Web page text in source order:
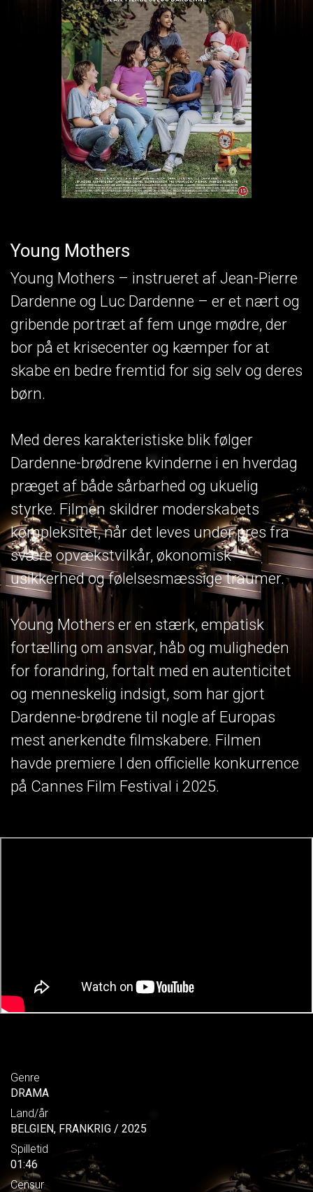
Young Mothers
Young Mothers – instrueret af Jean-Pierre
Dardenne og Luc Dardenne – er et nært og
gribende portræt af fem unge mødre, der
bor på et krisecenter og kæmper for at
skabe en bedre fremtid for sig selv og deres
børn.
Med deres karakteristiske blik følger
Dardenne-brødrene kvinderne i en hverdag
præget af både sårbarhed og ukuelig
styrke. Filmen skildrer moderskabets
kompleksitet, når det leves under pres fra
svære opvækstvilkår, økonomisk
usikkerhed og følelsesmæssige traumer.
Young Mothers er en stærk, empatisk
fortælling om ansvar, håb og muligheden
for forandring, fortalt med en autenticitet
og menneskelig indsigt, som har gjort
Dardenne-brødrene til nogle af Europas
mest anerkendte filmskabere. Filmen
havde premiere I den officielle konkurrence
på Cannes Film Festival i 2025.
Genre
DRAMA
Land/år
BELGIEN, FRANKRIG / 2025
Spilletid
01:46
Censur